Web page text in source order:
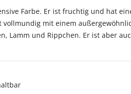
Farbe. Er ist fruchtig und hat
vollmundig mit einem
Lamm und Rippchen. Er ist aber